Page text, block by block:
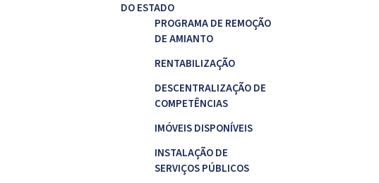
DO ESTADO
PROGRAMA DE REMOÇÃO
DE AMIANTO
RENTABILIZAÇÃO
DESCENTRALIZAÇÃO DE
COMPETÊNCIAS
IMÓVEIS DISPONÍVEIS
INSTALAÇÃO DE
SERVIÇOS PÚBLICOS